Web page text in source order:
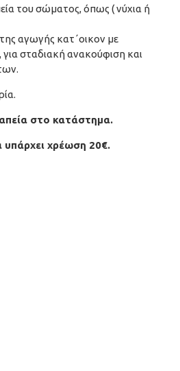
του σώματος, όπως ( νύχια ή
αγωγής κατ΄οικον με
για σταδιακή ανακούφιση και
στο κατάστημα.
υπάρχει χρέωση 20€.